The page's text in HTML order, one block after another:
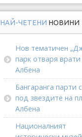
НАЙ-ЧЕТЕНИ НОВИНИ
Нов тематичен
парк отваря врати
Албена
Бангаранга парти
под звездите на
Албена
Националният